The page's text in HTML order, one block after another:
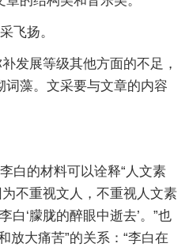
飞扬。
发展等级其他方面的不足，
藻。文采要与文章的内容
白的材料可以诠释“人文素
不重视文人，不重视人文素
白‘朦胧的醉眼中逝去’。”也
放大痛苦”的关系：“李白在